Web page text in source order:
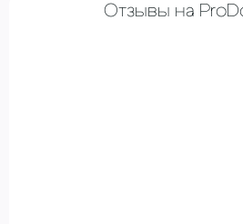
Отзывы на